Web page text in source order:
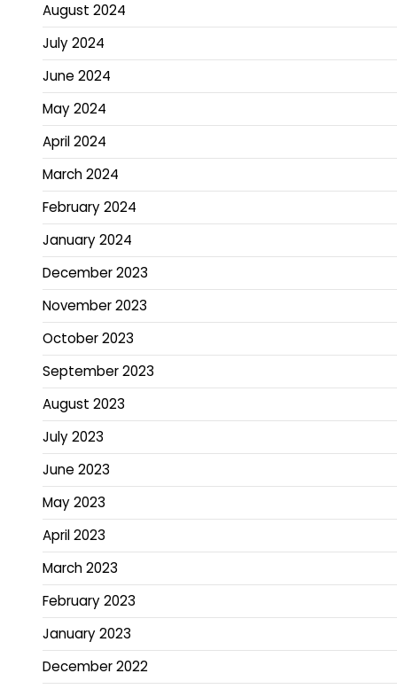
August 2024
July 2024
June 2024
May 2024
April 2024
March 2024
February 2024
January 2024
December 2023
November 2023
October 2023
September 2023
August 2023
July 2023
June 2023
May 2023
April 2023
March 2023
February 2023
January 2023
December 2022